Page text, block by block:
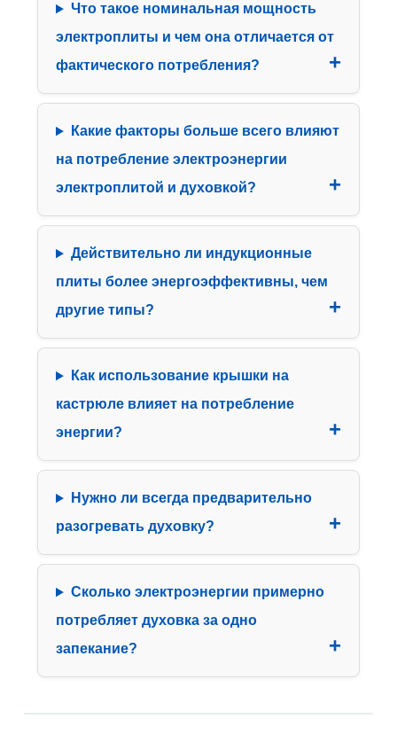
Что такое номинальная мощность
электроплиты и чем она отличается от
фактического потребления?
Какие факторы больше всего влияют
на потребление электроэнергии
электроплитой и духовкой?
Действительно ли индукционные
плиты более энергоэффективны, чем
другие типы?
Как использование крышки на
кастрюле влияет на потребление
энергии?
Нужно ли всегда предварительно
разогревать духовку?
Сколько электроэнергии примерно
потребляет духовка за одно
запекание?